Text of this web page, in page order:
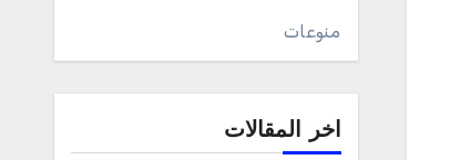
منوعات
اخر المقالات